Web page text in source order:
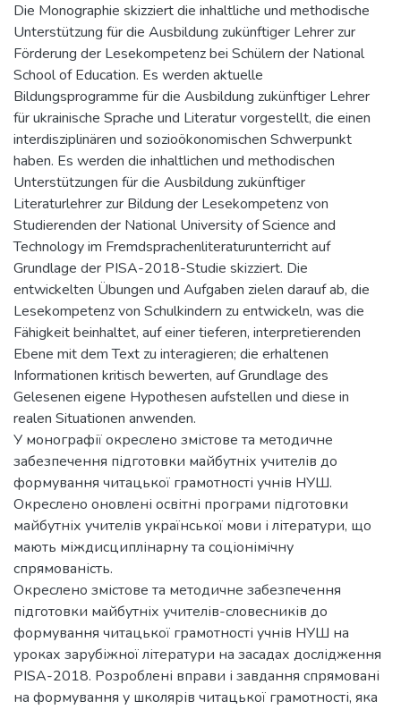
Die Monographie skizziert die inhaltliche und methodische
Unterstützung für die Ausbildung zukünftiger Lehrer zur
Förderung der Lesekompetenz bei Schülern der National
School of Education. Es werden aktuelle
Bildungsprogramme für die Ausbildung zukünftiger Lehrer
für ukrainische Sprache und Literatur vorgestellt, die einen
interdisziplinären und sozioökonomischen Schwerpunkt
haben. Es werden die inhaltlichen und methodischen
Unterstützungen für die Ausbildung zukünftiger
Literaturlehrer zur Bildung der Lesekompetenz von
Studierenden der National University of Science and
Technology im Fremdsprachenliteraturunterricht auf
Grundlage der PISA-2018-Studie skizziert. Die
entwickelten Übungen und Aufgaben zielen darauf ab, die
Lesekompetenz von Schulkindern zu entwickeln, was die
Fähigkeit beinhaltet, auf einer tieferen, interpretierenden
Ebene mit dem Text zu interagieren; die erhaltenen
Informationen kritisch bewerten, auf Grundlage des
Gelesenen eigene Hypothesen aufstellen und diese in
realen Situationen anwenden.
У монографії окреслено змістове та методичне
забезпечення підготовки майбутніх учителів до
формування читацької грамотності учнів НУШ.
Окреслено оновлені освітні програми підготовки
майбутніх учителів української мови і літератури, що
мають міждисциплінарну та соціонімічну
спрямованість.
Окреслено змістове та методичне забезпечення
підготовки майбутніх учителів-словесників до
формування читацької грамотності учнів НУШ на
уроках зарубіжної літератури на засадах дослідження
PISA-2018. Розроблені вправи і завдання спрямовані
на формування у школярів читацької грамотності, яка